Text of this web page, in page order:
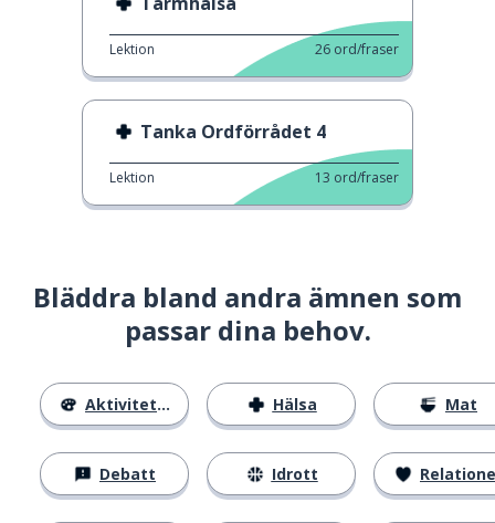
Lektion 26 ord/fraser
Tanka Ordförrådet 4
Lektion 13 ord/fraser
Bläddra bland andra ämnen som
passar dina behov.
Aktiviteter
Debatt
Hälsa
Idrott
Mat